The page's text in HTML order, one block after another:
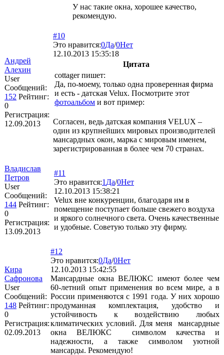
У нас такие окна, хорошее качество,
рекомендую.
Андрей
Алехин
User
Сообщений:
152 Рейтинг:
0
Регистрация:
12.09.2013
#10
Это нравится:0Да/0Нет
12.10.2013 15:35:18
Цитата
cottager пишет:
Да, по-моему, только одна проверенная фирма
и есть - датская Velux. Посмотрите этот
фотоальбом и вот пример:
Согласен, ведь датская компания VELUX –
один из крупнейших мировых производителей
мансардных окон, марка с мировым именем,
зарегистрированная в более чем 70 странах.
Владислав
Петров
User
Сообщений:
144 Рейтинг:
0
Регистрация:
13.09.2013
#11
Это нравится:1 Да/0Нет
12.10.2013 15:38:21
Velux вне конкуренции, благодаря им в
помещение поступает больше свежего воздуха
и яркого солнечного света. Очень качественные
и удобные. Советую только эту фирму.
Кира
Сафронова
User
Сообщений:
148 Рейтинг:
0
Регистрация:
02.09.2013
#12
Это нравится:0Да/0Нет
12.10.2013 15:42:55
Мансардные окна ВЕЛЮКС имеют более чем
60-летний опыт применения во всем мире, а в
России применяются с 1991 года. У них хорошо
продуманная комплектация, удобство и
устойчивость к воздействию любых
климатических условий. Для меня мансардные
окна ВЕЛЮКС символом качества и
надежности, а также символом уютной
мансарды. Рекомендую!